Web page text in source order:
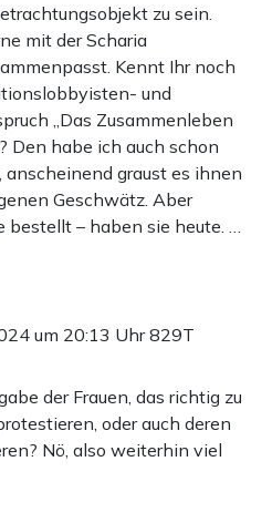
zu sein.
mit der Scharia
Kennt Ihr noch
und
„Das Zusammenleben
Den habe ich auch schon
graust es ihnen
Geschwätz. Aber
– haben sie heute. …
um 20:13 Uhr829T
der Frauen, das richtig zu
oder auch deren
Nö, also weiterhin viel